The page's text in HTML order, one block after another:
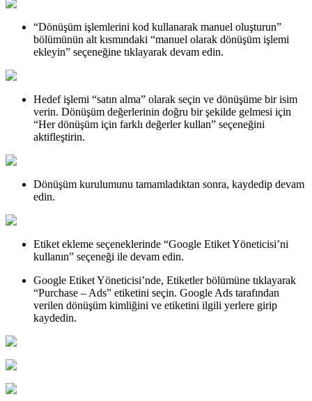
“Dönüşüm işlemlerini kod kullanarak manuel oluşturun”
bölümünün alt kısmındaki “manuel olarak dönüşüm işlemi
ekleyin” seçeneğine tıklayarak devam edin.
Hedef işlemi “satın alma” olarak seçin ve dönüşüme bir isim
verin. Dönüşüm değerlerinin doğru bir şekilde gelmesi için
“Her dönüşüm için farklı değerler kullan” seçeneğini
aktifleştirin.
Dönüşüm kurulumunu tamamladıktan sonra, kaydedip devam
edin.
Etiket ekleme seçeneklerinde “Google Etiket Yöneticisi’ni
kullanın” seçeneği ile devam edin.
Google Etiket Yöneticisi’nde, Etiketler bölümüne tıklayarak
“Purchase – Ads” etiketini seçin. Google Ads tarafından
verilen dönüşüm kimliğini ve etiketini ilgili yerlere girip
kaydedin.